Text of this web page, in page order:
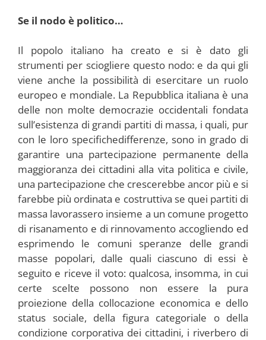
Se il nodo è politico…
Il popolo italiano ha creato e si è dato gli
strumenti per sciogliere questo nodo: e da qui gli
viene anche la possibilità di esercitare un ruolo
europeo e mondiale. La Repubblica italiana è una
delle non molte democrazie occidentali fondata
sull’esistenza di grandi partiti di massa, i quali, pur
con le loro specifichedifferenze, sono in grado di
garantire una partecipazione permanente della
maggioranza dei cittadini alla vita politica e civile,
una partecipazione che crescerebbe ancor più e si
farebbe più ordinata e costruttiva se quei partiti di
massa lavorassero insieme a un comune progetto
di risanamento e di rinnovamento accogliendo ed
esprimendo le comuni speranze delle grandi
masse popolari, dalle quali ciascuno di essi è
seguito e riceve il voto: qualcosa, insomma, in cui
certe scelte possono non essere la pura
proiezione della collocazione economica e dello
status sociale, della figura categoriale o della
condizione corporativa dei cittadini, i riverbero di